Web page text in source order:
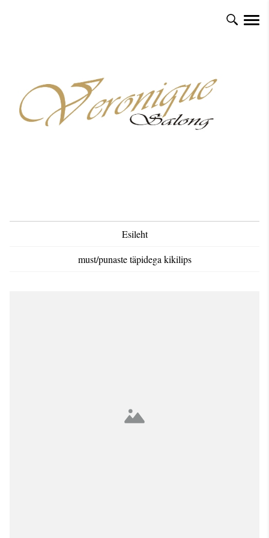
Esileht
must/punaste täpidega kikilips